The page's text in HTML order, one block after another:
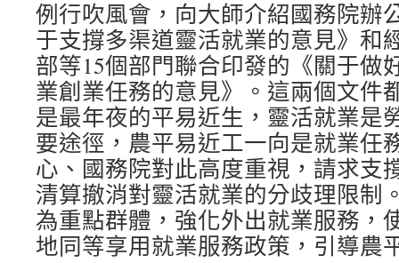
例行吹風會，向大師介紹國務院辦
于支撐多渠道靈活就業的意見》和
部等15個部門聯合印發的《關于做
業創業任務的意見》。這兩個文件
是最年夜的平易近生，靈活就業是
要途徑，農平易近工一向是就業任
心、國務院對此高度重視，請求支
清算撤消對靈活就業的分歧理限制
為重點群體，強化外出就業服務，
地同等享用就業服務政策，引導農